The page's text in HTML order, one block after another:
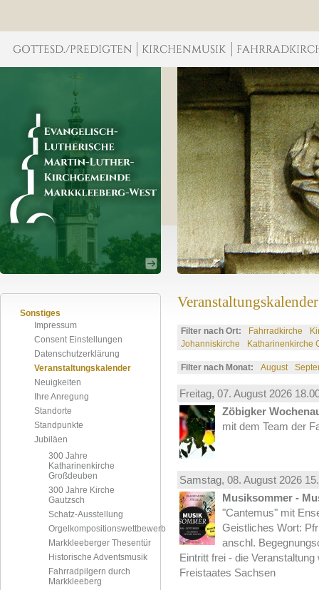
Sonstiges
Impressum
Consent Einstellungen
Datenschutzerklärung
Veranstaltungskalender
Neuigkeiten
Ihre Anregung
Standorte
Standpunkte
Jubiläen
300 Jahre
Katharinenkirche
Großdeuben
300 Jahre Kirche
Gautzsch
Schatz-Ausstellung
Orgelkompositionswettbewerb
Markkleeberger Thesentür
Historische Adventsmusik
Fahrradpilgern durch
Markkleeberg
Veranstaltungskalender
Filter nach Ort: Fahrradkirche
Johanniskirche
Katharinenkirche
Filter nach Monat: August
Freitag, 07. August 2026
Zöbigker
mit dem Team der
Samstag, 08. August 2026
Musiksommer -
"Cantemus" mit
Geistliches Wort:
anschl.
Eintritt frei - die
Freistaates Sachsen